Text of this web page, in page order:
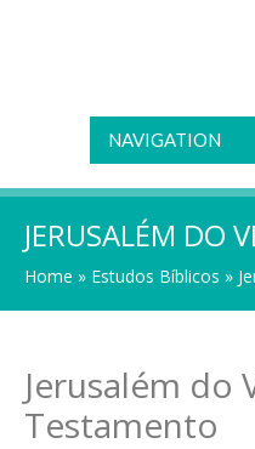
NAVIGATION
JERUSALÉM DO
Home » Estudos Bíblicos »
Jerusalém do
Testamento